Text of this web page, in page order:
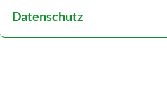
Datenschutz